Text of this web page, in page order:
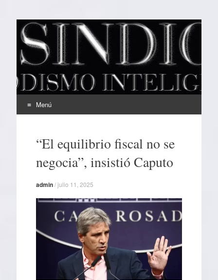
EL SINDICAL
Periodismo Inteligente
Menú
contenido“El equilibrio fiscal no se
negocia”, insistió Caputo
admin/julio 11, 2025